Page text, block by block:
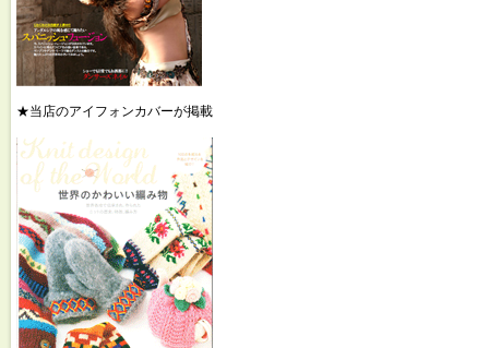
★当店のアイフォンカバーが掲載